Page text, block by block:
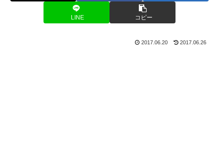
LINE コピー
2017.06.20 2017.06.26